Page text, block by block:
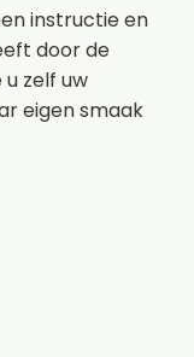
instructie en
door de
zelf uw
eigen smaak